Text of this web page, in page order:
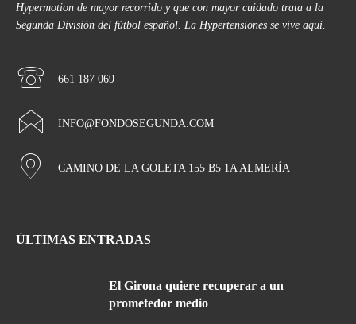
Hypermotion de mayor recorrido y que con mayor cuidado trata a la
Segunda División del fútbol español. La Hypertensiones se vive aquí.
661 187 069
INFO@FONDOSEGUNDA.COM
CAMINO DE LA GOLETA 155 B5 1A ALMERÍA
ÚLTIMAS ENTRADAS
El Girona quiere recuperar a un
prometedor medio